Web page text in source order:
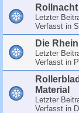
Letzter
Verfasst in
Die
Letzter
Verfasst in
Material
Letzter
Verfasst in